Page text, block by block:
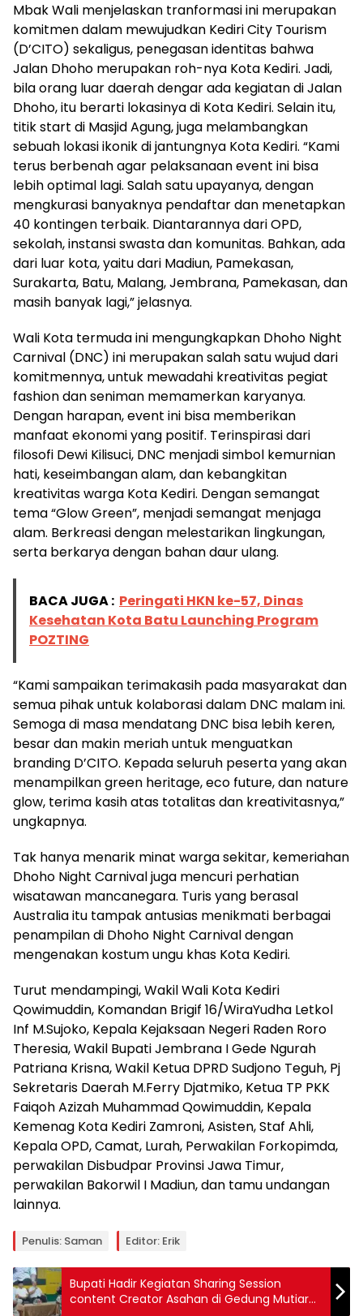
Mbak Wali menjelaskan tranformasi ini merupakan
komitmen dalam mewujudkan Kediri City Tourism
(D’CITO) sekaligus, penegasan identitas bahwa
Jalan Dhoho merupakan roh-nya Kota Kediri. Jadi,
bila orang luar daerah dengar ada kegiatan di Jalan
Dhoho, itu berarti lokasinya di Kota Kediri. Selain itu,
titik start di Masjid Agung, juga melambangkan
sebuah lokasi ikonik di jantungnya Kota Kediri. “Kami
terus berbenah agar pelaksanaan event ini bisa
lebih optimal lagi. Salah satu upayanya, dengan
mengkurasi banyaknya pendaftar dan menetapkan
40 kontingen terbaik. Diantarannya dari OPD,
sekolah, instansi swasta dan komunitas. Bahkan, ada
dari luar kota, yaitu dari Madiun, Pamekasan,
Surakarta, Batu, Malang, Jembrana, Pamekasan, dan
masih banyak lagi,” jelasnya.
Wali Kota termuda ini mengungkapkan Dhoho Night
Carnival (DNC) ini merupakan salah satu wujud dari
komitmennya, untuk mewadahi kreativitas pegiat
fashion dan seniman memamerkan karyanya.
Dengan harapan, event ini bisa memberikan
manfaat ekonomi yang positif. Terinspirasi dari
filosofi Dewi Kilisuci, DNC menjadi simbol kemurnian
hati, keseimbangan alam, dan kebangkitan
kreativitas warga Kota Kediri. Dengan semangat
tema “Glow Green”, menjadi semangat menjaga
alam. Berkreasi dengan melestarikan lingkungan,
serta berkarya dengan bahan daur ulang.
BACA JUGA : Peringati HKN ke-57, Dinas
Kesehatan Kota Batu Launching Program
POZTING
“Kami sampaikan terimakasih pada masyarakat dan
semua pihak untuk kolaborasi dalam DNC malam ini.
Semoga di masa mendatang DNC bisa lebih keren,
besar dan makin meriah untuk menguatkan
branding D’CITO. Kepada seluruh peserta yang akan
menampilkan green heritage, eco future, dan nature
glow, terima kasih atas totalitas dan kreativitasnya,”
ungkapnya.
Tak hanya menarik minat warga sekitar, kemeriahan
Dhoho Night Carnival juga mencuri perhatian
wisatawan mancanegara. Turis yang berasal
Australia itu tampak antusias menikmati berbagai
penampilan di Dhoho Night Carnival dengan
mengenakan kostum ungu khas Kota Kediri.
Turut mendampingi, Wakil Wali Kota Kediri
Qowimuddin, Komandan Brigif 16/WiraYudha Letkol
Inf M.Sujoko, Kepala Kejaksaan Negeri Raden Roro
Theresia, Wakil Bupati Jembrana I Gede Ngurah
Patriana Krisna, Wakil Ketua DPRD Sudjono Teguh, Pj
Sekretaris Daerah M.Ferry Djatmiko, Ketua TP PKK
Faiqoh Azizah Muhammad Qowimuddin, Kepala
Kemenag Kota Kediri Zamroni, Asisten, Staf Ahli,
Kepala OPD, Camat, Lurah, Perwakilan Forkopimda,
perwakilan Disbudpar Provinsi Jawa Timur,
perwakilan Bakorwil I Madiun, dan tamu undangan
lainnya.
Penulis: Saman Editor: Erik
Bupati Hadir Kegiatan Sharing Session
content Creator Asahan di Gedung Mutiara